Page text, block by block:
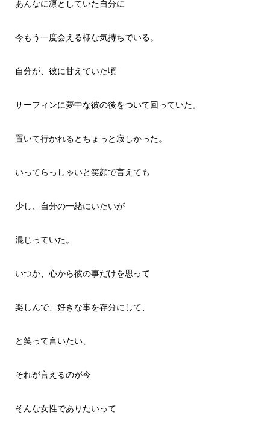
あんなに凛としていた自分に
今もう一度会える様な気持ちでいる。
自分が、彼に甘えていた頃
サーフィンに夢中な彼の後をついて回っていた。
置いて行かれるとちょっと寂しかった。
いってらっしゃいと笑顔で言えても
少し、自分の一緒にいたいが
混じっていた。
いつか、心から彼の事だけを思って
楽しんで、好きな事を存分にして、
と笑って言いたい、
それが言えるのが今
そんな女性でありたいって